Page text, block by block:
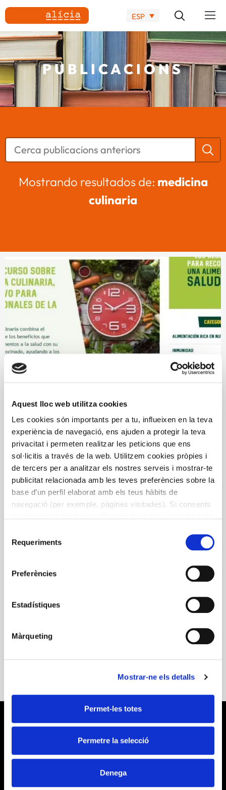
Aquest lloc web utilitza cookies
Les cookies són importants per a tu, influeixen en la teva
experiència de navegació, ens ajuden a protegir la teva
privacitat i permeten realitzar les peticions que ens
sol·licitis a través de la web. Utilitzem cookies pròpies i
de tercers per a analitzar els nostres serveis i mostrar-te
publicitat relacionada amb les teves preferències sobre la
base d’un perfil elaborat amb els teus hàbits de
navegació (per exemple, pàgines visitades). Si consents
informació a la nostra
Requeriments
Preferències
Estadístiques
Màrqueting
Mostrar-ne els detalls
Permet-les totes
Permetre la selecció
Denega
ESP
PUBLICACIONS
Mostrando resultados de: medicina
culinaria
Consejos de medicina culinaria –
Blog Zespri
sobre medicina culinaria, nutrición, salud y buenos
hábitos alimentarios.